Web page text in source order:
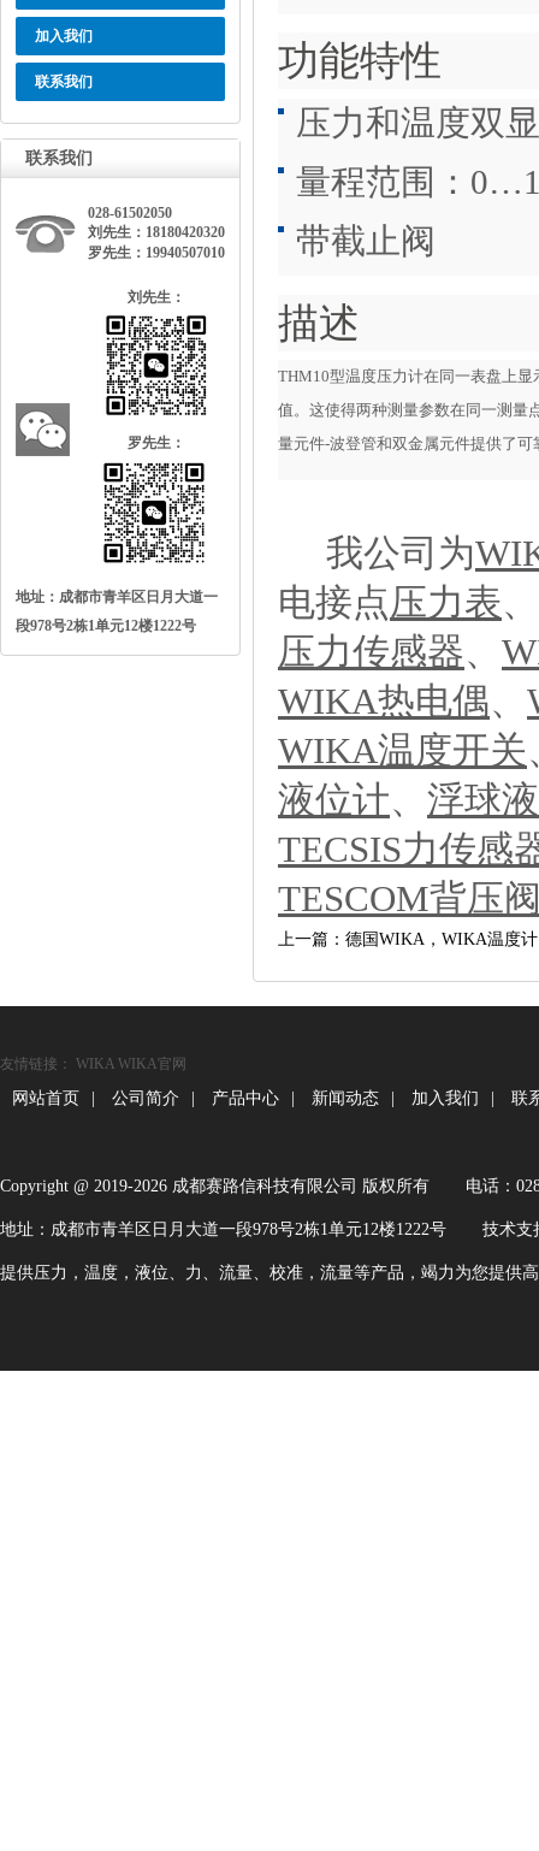
加入我们
联系我们
联系我们
028-61502050
刘先生：18180420320
罗先生：19940507010
刘先生：
罗先生：
地址：成都市青羊区日月大道一
段978号2栋1单元12楼1222号
功能特性
压力和温度双
量程范围：
带截止阀
描述
THM10型温度压力计在同一表盘上显
值。这使得两种测量参数在同一测量
量元件-波登管和双金属元件提供了可
我公司为
电接点压力表、
压力传感器、
WIKA热电偶、
WIKA温度开关
液位计、 浮球
TECSIS力传感
TESCOM背压
上一篇：德国WIKA，WIKA温度
友情链接： WIKA WIKA官网
网站首页 公司简介 产品中心 新闻动态 加入我们 联
Copyright@2019-2026成都赛路信科技有限公司版权所有 电话：
地址：成都市青羊区日月大道一段978号2栋1单元12楼1222号 技术支
提供压力，温度，液位、力、流量、校准，流量等产品，竭力为您提供